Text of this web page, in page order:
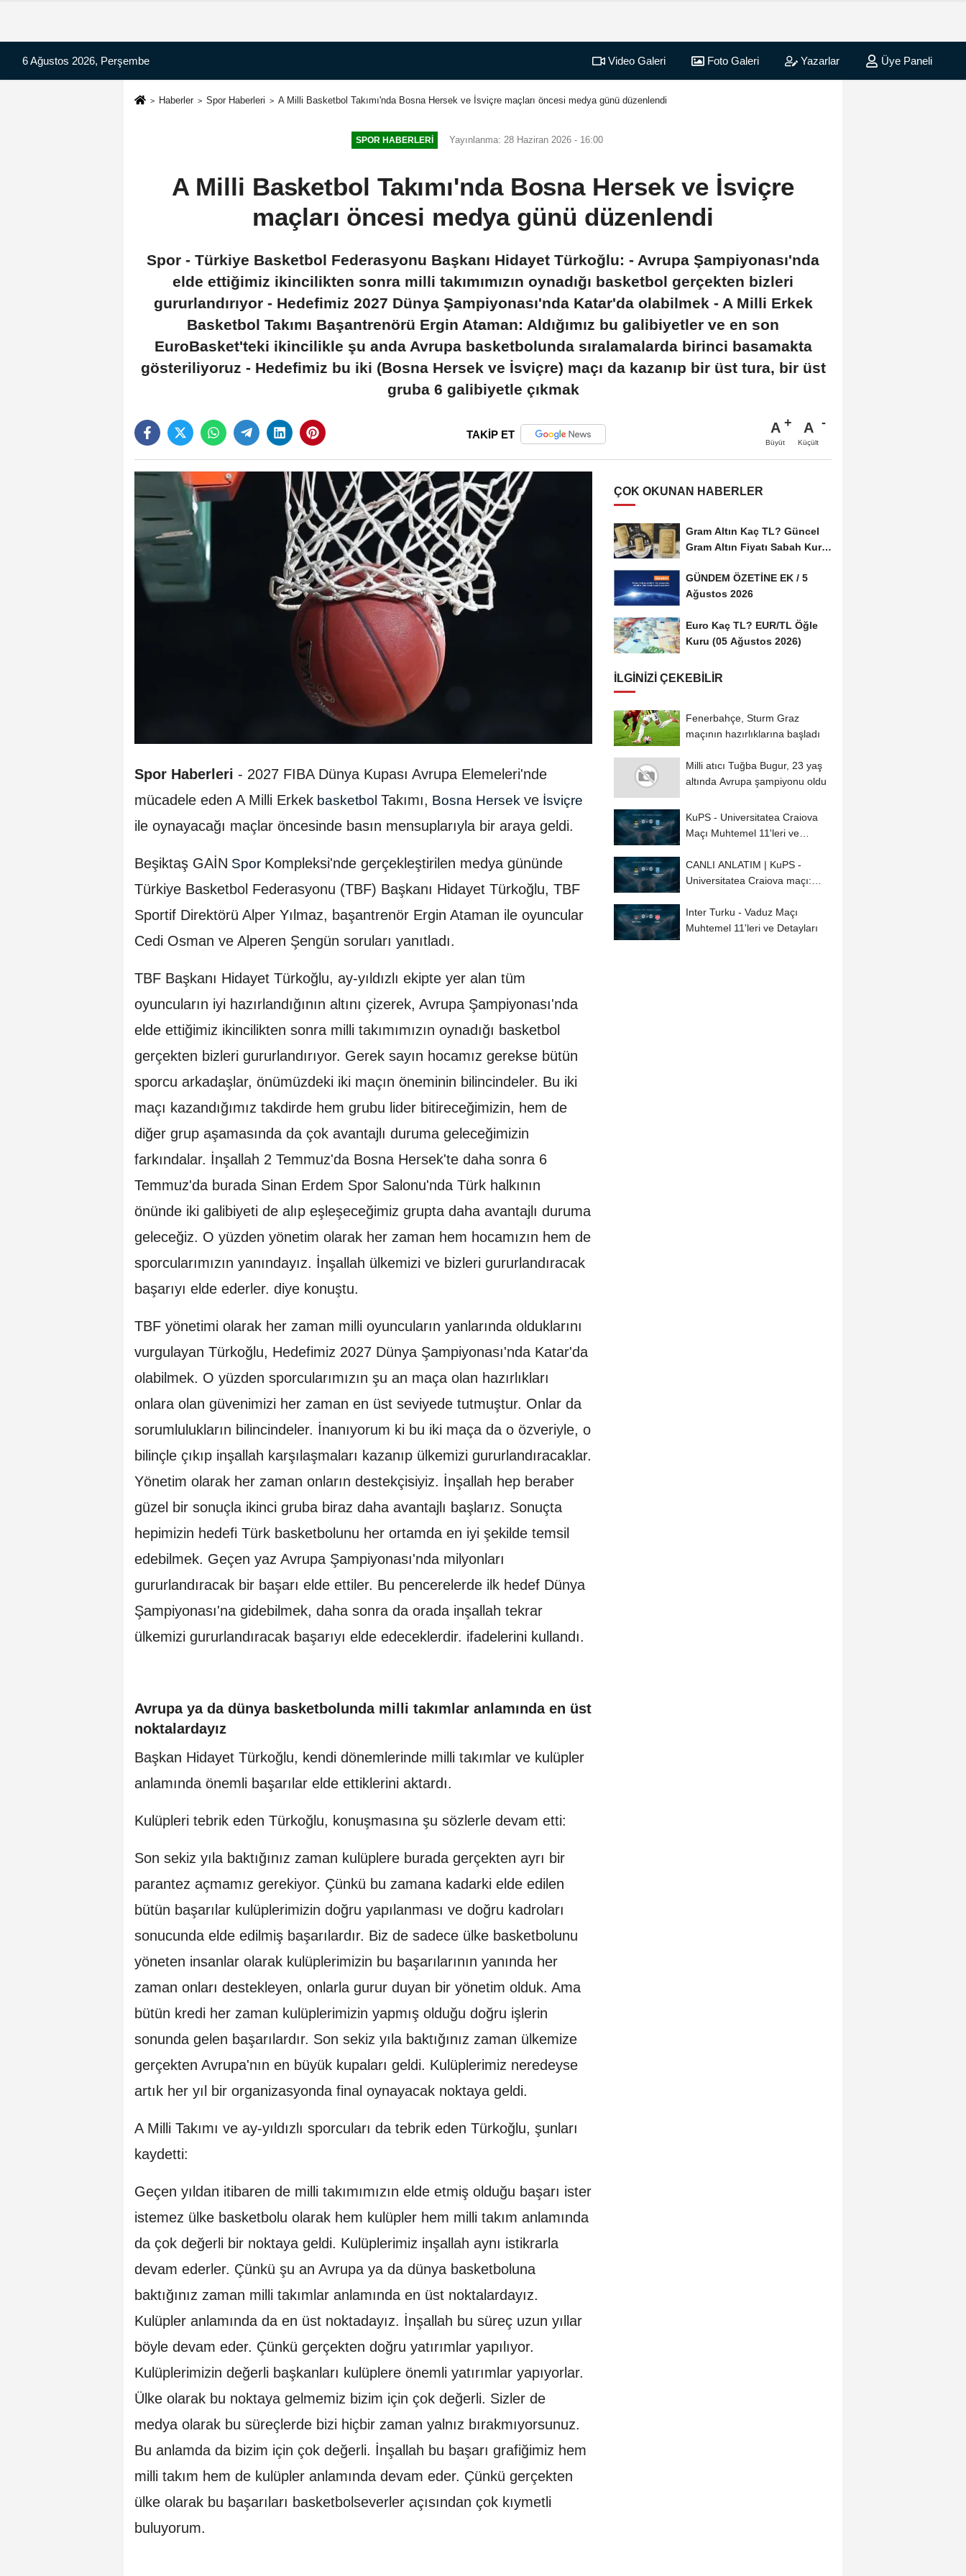
6 Ağustos 2026, Perşembe Video Galeri Foto Galeri Yazarlar Üye Paneli
Haberler Spor Haberleri A Milli Basketbol Takımı'nda Bosna Hersek ve İsviçre maçları öncesi medya günü düzenlendi
SPOR HABERLERI Yayınlanma: 28 Haziran 2026 - 16:00
A Milli Basketbol Takımı'nda Bosna Hersek ve İsviçre
maçları öncesi medya günü düzenlendi
Spor - Türkiye Basketbol Federasyonu Başkanı Hidayet Türkoğlu: - Avrupa Şampiyonası'nda
elde ettiğimiz ikincilikten sonra milli takımımızın oynadığı basketbol gerçekten bizleri
gururlandırıyor - Hedefimiz 2027 Dünya Şampiyonası'nda Katar'da olabilmek - A Milli Erkek
Basketbol Takımı Başantrenörü Ergin Ataman: Aldığımız bu galibiyetler ve en son
EuroBasket'teki ikincilikle şu anda Avrupa basketbolunda sıralamalarda birinci basamakta
gösteriliyoruz - Hedefimiz bu iki (Bosna Hersek ve İsviçre) maçı da kazanıp bir üst tura, bir üst
gruba 6 galibiyetle çıkmak
TAKİP ET A
Büyüt
A
Küçült
Spor Haberleri - 2027 FIBA Dünya Kupası Avrupa Elemeleri'nde
mücadele eden A Milli Erkek basketbol Takımı, Bosna Hersek ve İsviçre
ile oynayacağı maçlar öncesinde basın mensuplarıyla bir araya geldi.
Beşiktaş GAİN Spor Kompleksi'nde gerçekleştirilen medya gününde
Türkiye Basketbol Federasyonu (TBF) Başkanı Hidayet Türkoğlu, TBF
Sportif Direktörü Alper Yılmaz, başantrenör Ergin Ataman ile oyuncular
Cedi Osman ve Alperen Şengün soruları yanıtladı.
TBF Başkanı Hidayet Türkoğlu, ay-yıldızlı ekipte yer alan tüm
oyuncuların iyi hazırlandığının altını çizerek, Avrupa Şampiyonası'nda
elde ettiğimiz ikincilikten sonra milli takımımızın oynadığı basketbol
gerçekten bizleri gururlandırıyor. Gerek sayın hocamız gerekse bütün
sporcu arkadaşlar, önümüzdeki iki maçın öneminin bilincindeler. Bu iki
maçı kazandığımız takdirde hem grubu lider bitireceğimizin, hem de
diğer grup aşamasında da çok avantajlı duruma geleceğimizin
farkındalar. İnşallah 2 Temmuz'da Bosna Hersek'te daha sonra 6
Temmuz'da burada Sinan Erdem Spor Salonu'nda Türk halkının
önünde iki galibiyeti de alıp eşleşeceğimiz grupta daha avantajlı duruma
geleceğiz. O yüzden yönetim olarak her zaman hem hocamızın hem de
sporcularımızın yanındayız. İnşallah ülkemizi ve bizleri gururlandıracak
başarıyı elde ederler. diye konuştu.
TBF yönetimi olarak her zaman milli oyuncuların yanlarında olduklarını
vurgulayan Türkoğlu, Hedefimiz 2027 Dünya Şampiyonası'nda Katar'da
olabilmek. O yüzden sporcularımızın şu an maça olan hazırlıkları
onlara olan güvenimizi her zaman en üst seviyede tutmuştur. Onlar da
sorumlulukların bilincindeler. İnanıyorum ki bu iki maça da o özveriyle, o
bilinçle çıkıp inşallah karşılaşmaları kazanıp ülkemizi gururlandıracaklar.
Yönetim olarak her zaman onların destekçisiyiz. İnşallah hep beraber
güzel bir sonuçla ikinci gruba biraz daha avantajlı başlarız. Sonuçta
hepimizin hedefi Türk basketbolunu her ortamda en iyi şekilde temsil
edebilmek. Geçen yaz Avrupa Şampiyonası'nda milyonları
gururlandıracak bir başarı elde ettiler. Bu pencerelerde ilk hedef Dünya
Şampiyonası'na gidebilmek, daha sonra da orada inşallah tekrar
ülkemizi gururlandıracak başarıyı elde edeceklerdir. ifadelerini kullandı.
Avrupa ya da dünya basketbolunda milli takımlar anlamında en üst
noktalardayız
Başkan Hidayet Türkoğlu, kendi dönemlerinde milli takımlar ve kulüpler
anlamında önemli başarılar elde ettiklerini aktardı.
Kulüpleri tebrik eden Türkoğlu, konuşmasına şu sözlerle devam etti:
Son sekiz yıla baktığınız zaman kulüplere burada gerçekten ayrı bir
parantez açmamız gerekiyor. Çünkü bu zamana kadarki elde edilen
bütün başarılar kulüplerimizin doğru yapılanması ve doğru kadroları
sonucunda elde edilmiş başarılardır. Biz de sadece ülke basketbolunu
yöneten insanlar olarak kulüplerimizin bu başarılarının yanında her
zaman onları destekleyen, onlarla gurur duyan bir yönetim olduk. Ama
bütün kredi her zaman kulüplerimizin yapmış olduğu doğru işlerin
sonunda gelen başarılardır. Son sekiz yıla baktığınız zaman ülkemize
gerçekten Avrupa'nın en büyük kupaları geldi. Kulüplerimiz neredeyse
artık her yıl bir organizasyonda final oynayacak noktaya geldi.
A Milli Takımı ve ay-yıldızlı sporcuları da tebrik eden Türkoğlu, şunları
kaydetti:
Geçen yıldan itibaren de milli takımımızın elde etmiş olduğu başarı ister
istemez ülke basketbolu olarak hem kulüpler hem milli takım anlamında
da çok değerli bir noktaya geldi. Kulüplerimiz inşallah aynı istikrarla
devam ederler. Çünkü şu an Avrupa ya da dünya basketboluna
baktığınız zaman milli takımlar anlamında en üst noktalardayız.
Kulüpler anlamında da en üst noktadayız. İnşallah bu süreç uzun yıllar
böyle devam eder. Çünkü gerçekten doğru yatırımlar yapılıyor.
Kulüplerimizin değerli başkanları kulüplere önemli yatırımlar yapıyorlar.
Ülke olarak bu noktaya gelmemiz bizim için çok değerli. Sizler de
medya olarak bu süreçlerde bizi hiçbir zaman yalnız bırakmıyorsunuz.
Bu anlamda da bizim için çok değerli. İnşallah bu başarı grafiğimiz hem
milli takım hem de kulüpler anlamında devam eder. Çünkü gerçekten
ülke olarak bu başarıları basketbolseverler açısından çok kıymetli
buluyorum.
ÇOK OKUNAN HABERLER
Gram Altın Kaç TL? Güncel
Gram Altın Fiyatı Sabah Kuru
GÜNDEM ÖZETİNE EK / 5
Ağustos 2026
Euro Kaç TL? EUR/TL Öğle
Kuru (05 Ağustos 2026)
İLGINIZI ÇEKEBILIR
Fenerbahçe, Sturm Graz
maçının hazırlıklarına başladı
Milli atıcı Tuğba Bugur, 23 yaş
altında Avrupa şampiyonu oldu
KuPS - Universitatea Craiova
Maçı Muhtemel 11'leri ve
CANLI ANLATIM | KuPS -
Universitatea Craiova maçı:
Inter Turku - Vaduz Maçı
Muhtemel 11'leri ve Detayları